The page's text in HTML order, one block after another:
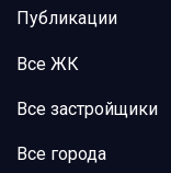
Публикации
Все ЖК
Все застройщики
Все города